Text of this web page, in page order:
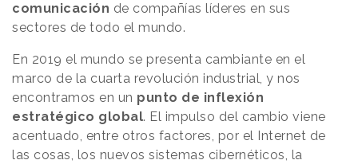
comunicación de compañías líderes en sus
sectores de todo el mundo.
En 2019 el mundo se presenta cambiante en el
marco de la cuarta revolución industrial, y nos
encontramos en un punto de inflexión
estratégico global. El impulso del cambio viene
acentuado, entre otros factores, por el Internet de
las cosas, los nuevos sistemas cibernéticos, la